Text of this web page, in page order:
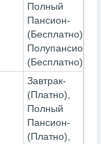
Полный
Пансион-
(Бесплатно),
Полупансион-
(Бесплатно)
Завтрак-
(Платно),
Полный
Пансион-
(Платно),